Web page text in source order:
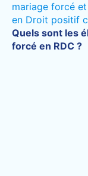
mariage forcé
en Droit positif
Quels sont les
forcé en RDC ?